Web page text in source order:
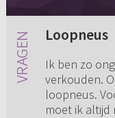
Loopneus
Ik ben zo
verkouden.
loopneus.
moet ik altijd